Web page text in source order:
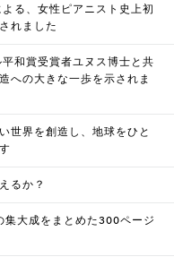
る、女性ピアニスト史上初
れました
和賞受賞者ユヌス博士と共
への大きな一歩を示されま
世界を創造し、地球をひと
るか？
集大成をまとめた300ページ